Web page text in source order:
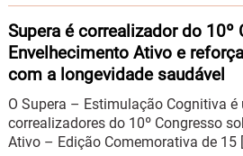
Supera é correalizador do 10º
Envelhecimento Ativo e
com a longevidade saudável
O Supera – Estimulação Cognitiva é
correalizadores do 10º Congresso
Ativo – Edição Comemorativa de 15